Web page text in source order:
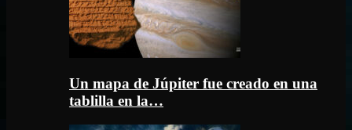
Un mapa de Júpiter fue creado en una
tablilla en la…